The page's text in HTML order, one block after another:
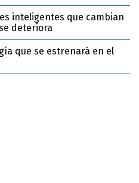
inteligentes que cambian
deteriora
que se estrenará en el